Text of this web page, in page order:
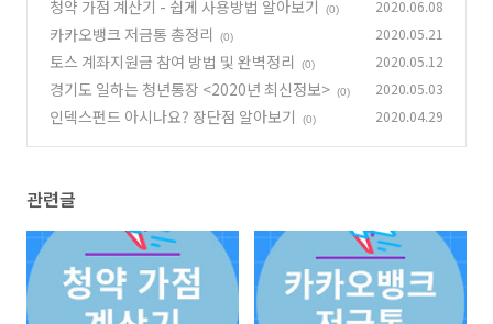
청약 가점 계산기 - 쉽게 사용방법 알아보기
(0) 2020.06.08
카카오뱅크 저금통 총정리 (0) 2020.05.21
토스 계좌지원금 참여 방법 및 완벽정리 (0) 2020.05.12
경기도 일하는 청년통장 <2020년 최신정보> (0) 2020.05.03
인덱스펀드 아시나요? 장단점 알아보기 (0) 2020.04.29
관련글